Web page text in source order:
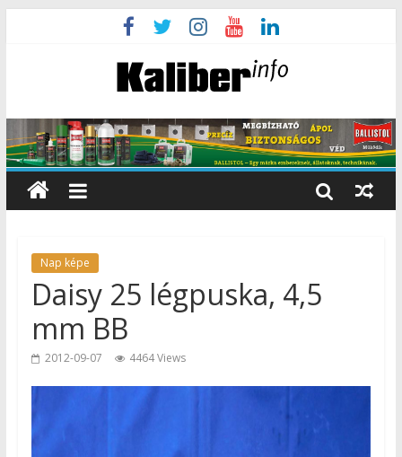
Nap képe
Daisy 25 légpuska, 4,5
mm BB
2012-09-07 4464 Views